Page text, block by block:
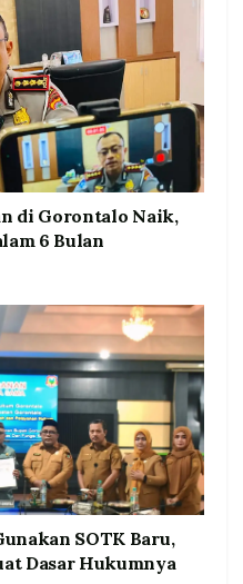
di Gorontalo Naik,
6 Bulan
SOTK Baru,
Dasar Hukumnya